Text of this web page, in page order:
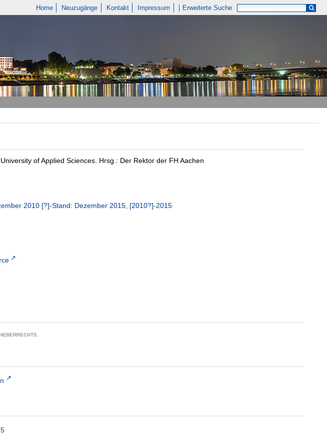
Home Neuzugänge Kontakt Impressum Erweiterte Suche
of Applied Sciences. Hrsg.: Der Rektor der FH Aachen
2010 [?]-Stand: Dezember 2015, [2010?]-2015